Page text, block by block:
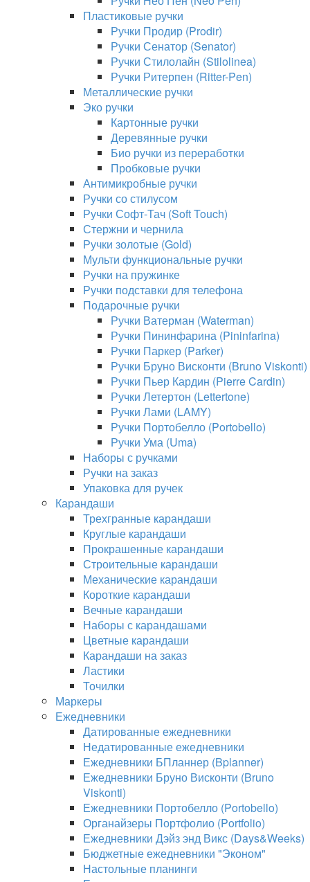
Пластиковые ручки
Ручки Продир (Prodir)
Ручки Сенатор (Senator)
Ручки Стилолайн (Stilolinea)
Ручки Ритерпен (Ritter-Pen)
Металлические ручки
Эко ручки
Картонные ручки
Деревянные ручки
Био ручки из переработки
Пробковые ручки
Антимикробные ручки
Ручки со стилусом
Ручки Софт-Тач (Soft Touch)
Стержни и чернила
Ручки золотые (Gold)
Мульти функциональные ручки
Ручки на пружинке
Ручки подставки для телефона
Подарочные ручки
Ручки Ватерман (Waterman)
Ручки Пининфарина (Pininfarina)
Ручки Паркер (Parker)
Ручки Бруно Висконти (Bruno Viskonti)
Ручки Пьер Кардин (Pierre Cardin)
Ручки Летертон (Lettertone)
Ручки Лами (LAMY)
Ручки Портобелло (Portobello)
Ручки Ума (Uma)
Наборы с ручками
Ручки на заказ
Упаковка для ручек
Карандаши
Трехгранные карандаши
Круглые карандаши
Прокрашенные карандаши
Строительные карандаши
Механические карандаши
Короткие карандаши
Вечные карандаши
Наборы с карандашами
Цветные карандаши
Карандаши на заказ
Ластики
Точилки
Маркеры
Ежедневники
Датированные ежедневники
Недатированные ежедневники
Ежедневники БПланнер (Bplanner)
Ежедневники Бруно Висконти (Bruno
Viskonti)
Ежедневники Портобелло (Portobello)
Органайзеры Портфолио (Portfolio)
Ежедневники Дэйз энд Викс (Days&Weeks)
Бюджетные ежедневники "Эконом"
Настольные планинги